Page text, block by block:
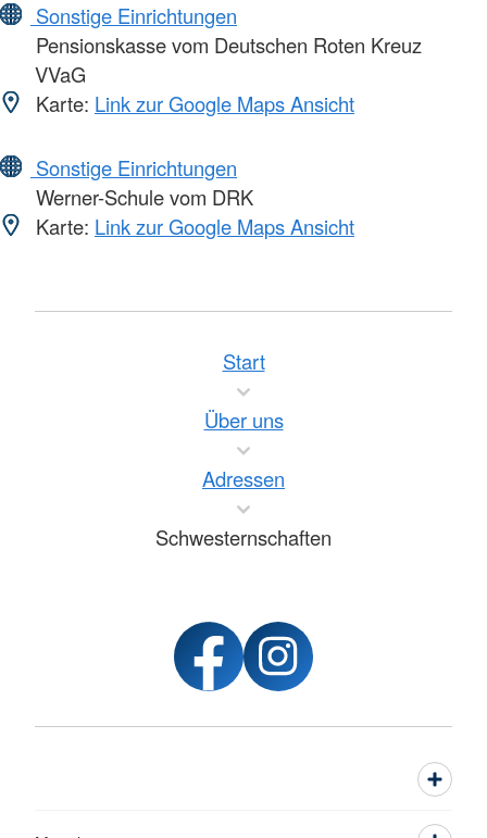
Sonstige Einrichtungen
Pensionskasse vom Deutschen Roten Kreuz
VVaG
Karte: Link zur Google Maps Ansicht
Sonstige Einrichtungen
Werner-Schule vom DRK
Karte: Link zur Google Maps Ansicht
Start
Über uns
Adressen
Schwesternschaften